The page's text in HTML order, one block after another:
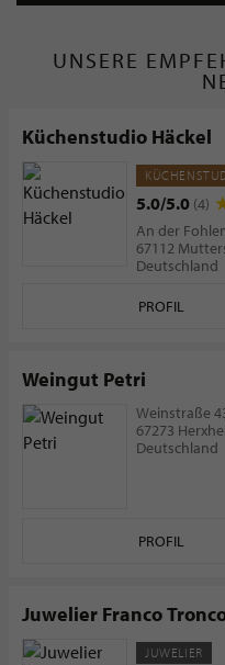
UNSERE
Küchenstudio Häckel
5.0/5.0 (4)
An der
67112
Deutschland
PROFIL
Weingut Petri
Weinstraße
67273
Deutschland
PROFIL
Juwelier Franco
JUWELIER